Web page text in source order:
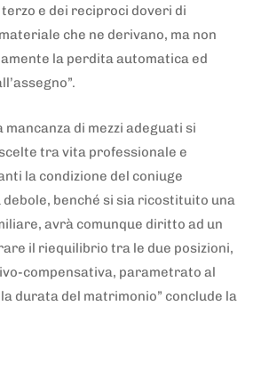
e dei reciproci doveri di
che ne derivano, ma non
la perdita automatica ed
mancanza di mezzi adeguati si
tra vita professionale e
la condizione del coniuge
benché si sia ricostituito una
avrà comunque diritto ad un
il riequilibrio tra le due posizioni,
compensativa, parametrato al
durata del matrimonio” conclude la